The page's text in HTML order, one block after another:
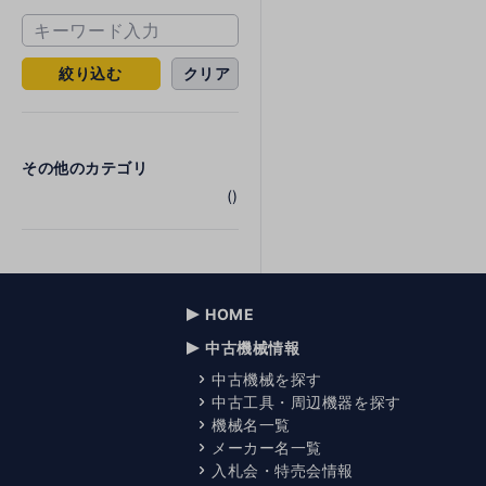
絞り込む クリア
その他のカテゴリ
()
HOME
中古機械情報
中古機械を探す
中古工具・周辺機器を探す
機械名一覧
メーカー名一覧
入札会・特売会情報